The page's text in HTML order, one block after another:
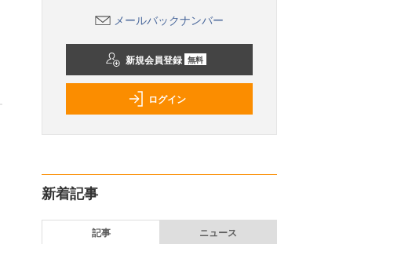
メールバックナンバー
新規会員登録 無料
ログイン
新着記事
記事 ニュース